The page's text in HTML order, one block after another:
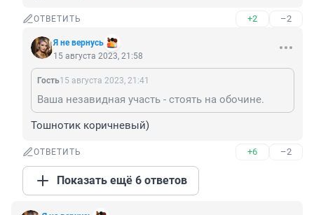
ОТВЕТИТЬ +2 –2
Я не вернусь
15 августа 2023, 21:58
Гость15 августа 2023, 21:41
Ваша незавидная участь - стоять на обочине.
Тошнотик коричневый)
ОТВЕТИТЬ +6 –2
Показать ещё 6 ответов